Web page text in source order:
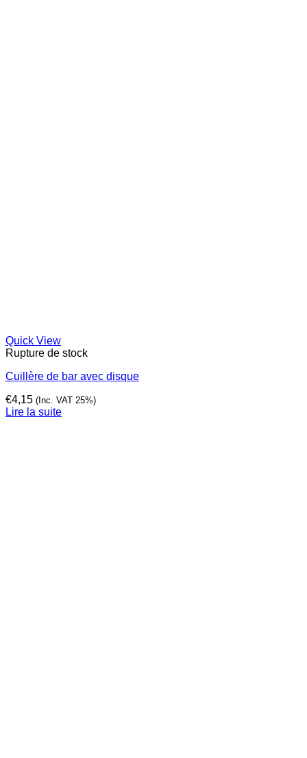
Quick View
Rupture de stock
Cuillère de bar avec disque
€4,15 (Inc. VAT 25%)
Lire la suite